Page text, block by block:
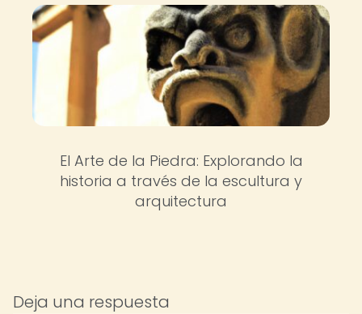
El Arte de la Piedra: Explorando la
historia a través de la escultura y
arquitectura
Deja una respuesta